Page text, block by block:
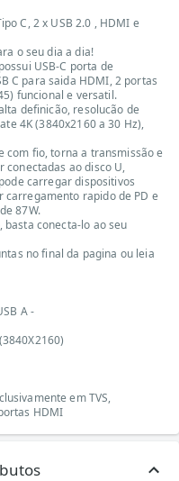
C, 2 x USB 2.0 , HDMI e
o seu dia a dia!
USB-C porta de
C para saida HDMI, 2 portas
funcional e versatil.
definicão, resolucão de
4K (3840x2160 a 30 Hz),
com fio, torna a transmissão e
conectadas ao disco U,
carregar dispositivos
carregamento rapido de PD e
87W.
conecta-lo ao seu
no final da pagina ou leia
A -
em TVS,
HDMI